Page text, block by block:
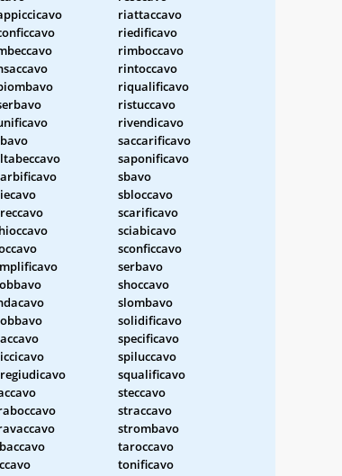
riattaccavo
riedificavo
rimboccavo
rintoccavo
riqualificavo
ristuccavo
rivendicavo
saccarificavo
saponificavo
sbavo
sbloccavo
scarificavo
sciabicavo
sconficcavo
serbavo
shoccavo
slombavo
solidificavo
specificavo
spiluccavo
squalificavo
steccavo
straccavo
strombavo
taroccavo
tonificavo